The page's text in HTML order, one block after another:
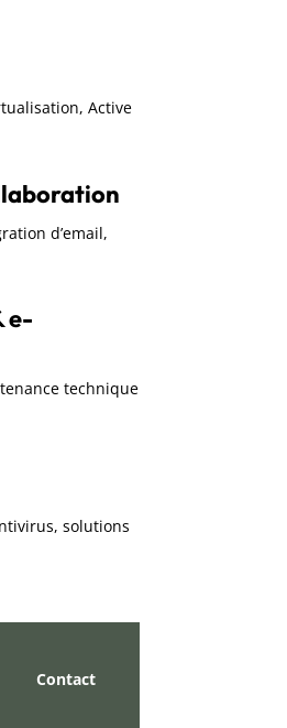
Active
d’email,
e-
technique
solutions
Contact